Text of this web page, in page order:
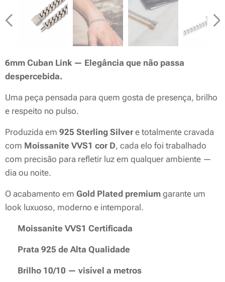
6mm Cuban Link — Elegância que não passa
despercebida.
Uma peça pensada para quem gosta de presença, brilho
e respeito no pulso.
Produzida em 925 Sterling Silver e totalmente cravada
com Moissanite VVS1 cor D, cada elo foi trabalhado
com precisão para refletir luz em qualquer ambiente —
dia ou noite.
O acabamento em Gold Plated premium garante um
look luxuoso, moderno e intemporal.
✔️ Moissanite VVS1 Certificada
✔️ Prata 925 de Alta Qualidade
✔️ Brilho 10/10 — visível a metros